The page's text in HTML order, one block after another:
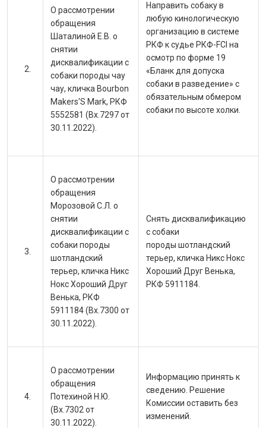
О рассмотрении
обращения
Шаталиной Е.В. о
снятии
дисквалификации с
собаки породы чау
чау, кличка Bourbon
Makers'S Mark, РКФ
5552581 (Вх.7297 от
30.11.2022).
Направить собаку в
любую кинологическую
организацию в системе
РКФ к судье РКФ-FCI на
осмотр по форме 19
«Бланк для допуска
собаки в разведение» с
обязательным обмером
собаки по высоте холки.
О рассмотрении
обращения
Морозовой С.Л. о
снятии
дисквалификации с
собаки породы
шотландский
терьер, кличка Никс
Нокс Хороший Друг
Венька, РКФ
5911184 (Вх.7300 от
30.11.2022).
Снять дисквалификацию
с собаки
породы шотландский
терьер, кличка Никс Нокс
Хороший Друг Венька,
РКФ 5911184.
О рассмотрении
обращения
Потехиной Н.Ю.
(Вх.7302 от
30.11.2022).
Информацию принять к
сведению. Решение
Комиссии оставить без
изменений.